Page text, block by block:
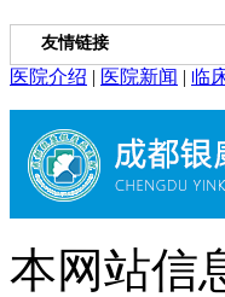
友情链接
医院介绍 | 医院新闻 | 临
本网站信